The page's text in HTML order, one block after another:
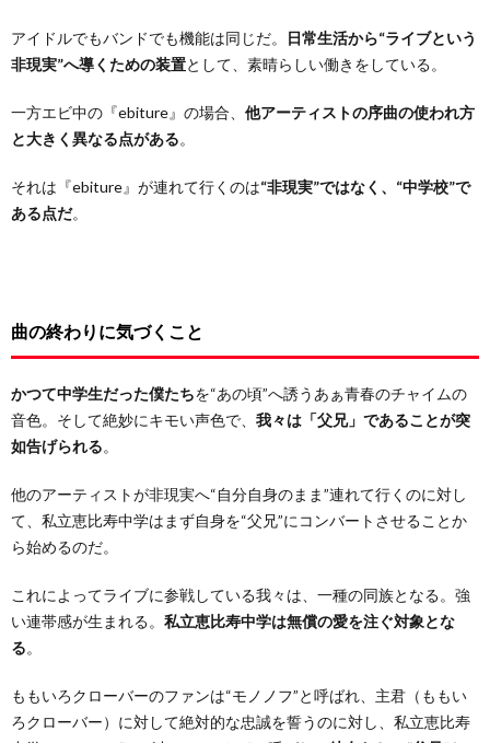
アイドルでもバンドでも機能は同じだ。
日常生活から“ライブという
非現実”へ導くための装置として、素晴らしい働きをしている。
一方エビ中の『ebiture』の場合、 他アーティストの序曲の使われ方
と大きく異なる点がある。
それは『ebiture』が連れて行くのは“非現実”ではなく、“中学校”で
ある点だ。
曲の終わりに気づくこと
かつて中学生だった僕たちを“あの頃”へ誘うあぁ青春のチャイムの
音色。そして絶妙にキモい声色で、 我々は「父兄」であることが突
如告げられる。
他のアーティストが非現実へ“自分自身のまま”連れて行くのに対し
て、私立恵比寿中学はまず自身を“父兄”にコンバートさせることか
ら始めるのだ。
これによってライブに参戦している我々は、一種の同族となる。強
い連帯感が生まれる。 私立恵比寿中学は無償の愛を注ぐ対象とな
る。
ももいろクローバーのファンは“モノノフ”と呼ばれ、主君（ももい
ろクローバー）に対して絶対的な忠誠を誓うのに対し、私立恵比寿